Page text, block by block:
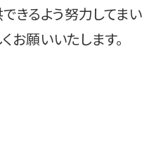
きるよう努力してまい
お願いいたします。